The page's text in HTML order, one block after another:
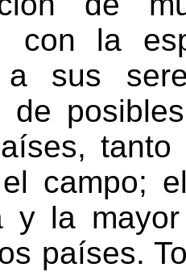
con la
a sus
de
campo;
y la
países.